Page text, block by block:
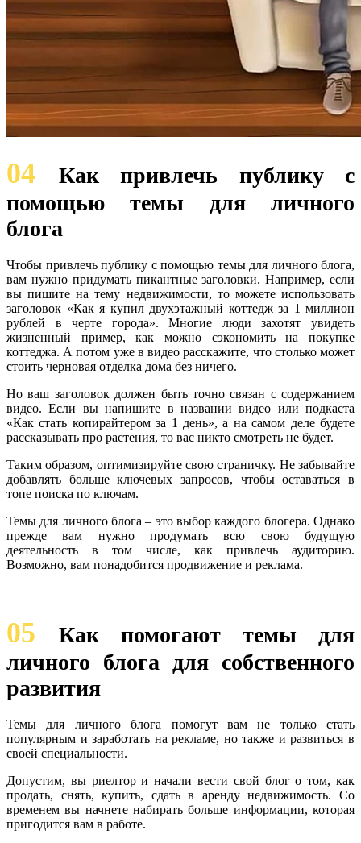
04
Как привлечь публику с
помощью темы для личного
блога
Чтобы привлечь публику с помощью темы для личного блога,
вам нужно придумать пикантные заголовки. Например, если
вы пишите на тему недвижимости, то можете использовать
заголовок «Как я купил двухэтажный коттедж за 1 миллион
рублей в черте города». Многие люди захотят увидеть
жизненный пример, как можно сэкономить на покупке
коттеджа. А потом уже в видео расскажите, что столько может
стоить черновая отделка дома без ничего.
Но ваш заголовок должен быть точно связан с содержанием
видео. Если вы напишите в названии видео или подкаста
«Как стать копирайтером за 1 день», а на самом деле будете
рассказывать про растения, то вас никто смотреть не будет.
Таким образом, оптимизируйте свою страничку. Не забывайте
добавлять больше ключевых запросов, чтобы оставаться в
топе поиска по ключам.
Темы для личного блога – это выбор каждого блогера. Однако
прежде вам нужно продумать всю свою будущую
деятельность в том числе, как привлечь аудиторию.
Возможно, вам понадобится продвижение и реклама.
05
Как помогают темы для
личного блога для собственного
развития
Темы для личного блога помогут вам не только стать
популярным и заработать на рекламе, но также и развиться в
своей специальности.
Допустим, вы риелтор и начали вести свой блог о том, как
продать, снять, купить, сдать в аренду недвижимость. Со
временем вы начнете набирать больше информации, которая
пригодится вам в работе.